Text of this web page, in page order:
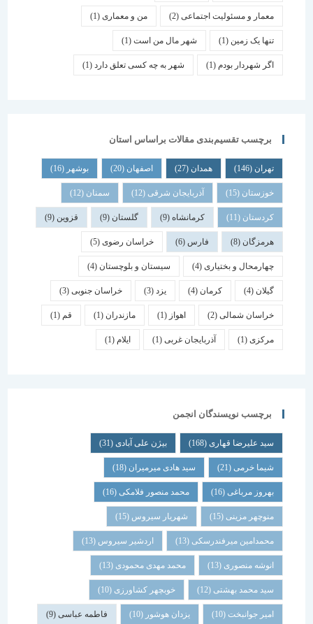
معمار و مسئولیت اجتماعی (2) من و معماری (1)
تنها یک زمین(1) شهر مال من است(1)
اگر شهردار بودم (1) شهر به چه کسی تعلق دارد(1)
برچسب تقسیم‌بندی مقالات براساس استان
همدان اصفهان (20) بوشهر
خوزستان(15) آذربایجان شرقی(12) سمنان (12)
کردستان(11) کرمانشاه(9) گلستان (9) قزوین
هرمزگان(8) فارس خراسان رضوی(5)
چهارمحال و بختیاری (4) سیستان و بلوچستان(4)
کرمان یزد خراسان جنوبی(3)
خراسان شمالی(2) اهواز مازندران(1) قم
(1) آذربایجان غربی(1) ایلام
برچسب نویسندگان انجمن
سید علیرضا قهاری(168) بیژن علی آبادی(31)
شیما خرمی(21) سید هادی میرمیران(18)
بهروز مرباغی (16) محمد منصور فلامکی (16)
منوچهر مزینی(15) شهریار سیروس(15)
محمدامین میرفندرسکی(13) اردشیر سیروس(13)
انوشه منصوری(13) محمد مهدی محمودی(13)
سید محمد بهشتی(12) خوبچهر کشاورزی(10)
امیر جوانبخت(10) یزدان هوشور(10) فاطمه عباسی(9)